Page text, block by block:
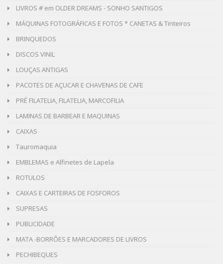
LIVROS # em OLDER DREAMS - SONHO SANTIGOS
MÁQUINAS FOTOGRÁFICAS E FOTOS * CANETAS & Tinteiros
BRINQUEDOS
DISCOS VINIL
LOUÇAS ANTIGAS
PACOTES DE AÇUCAR E CHAVENAS DE CAFE
PRÉ FILATELIA, FILATELIA, MARCOFILIA
LAMINAS DE BARBEAR E MAQUINAS
CAIXAS
Tauromaquia
EMBLEMAS e Alfinetes de Lapela
ROTULOS
CAIXAS E CARTEIRAS DE FOSFOROS
SUPRESAS
PUBLICIDADE
MATA -BORRÕES E MARCADORES DE LIVROS
PECHIBEQUES